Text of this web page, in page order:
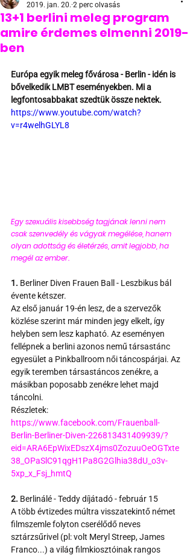
13+1 berlini meleg program
amire érdemes elmenni 2019-
ben
2019. jan. 20. 2 perc olvasás
Európa egyik meleg fővárosa - Berlin - idén is
bővelkedik LMBT eseményekben. Mi a
legfontosabbakat szedtük össze nektek.
https://www.youtube.com/watch?
v=r4welhGLYL8
Egy szexuális kisebbség tagjának lenni nem
csak szenvedély és vágyak megélése, hanem
olyan adottság és életérzés, amit legjobb, ha
megél az ember.
1. Berliner Diven Frauen Ball - Leszbikus bál
évente kétszer.
Az első január 19-én lesz, de a szervezők
közlése szerint már minden jegy elkelt, így
helyben sem lesz kapható. Az eseményen
fellépnek a berlini azonos nemű társastánc
egyesület a Pinkballroom női táncospárjai. Az
egyik teremben társastáncos zenékre, a
másikban poposabb zenékre lehet majd
táncolni.
Részletek:
https://www.facebook.com/Frauenball-
Berlin-Berliner-Diven-226813431409939/?
eid=ARA6EpWixEDszX4jms0ZozuuOeOGTxte
38_OPaSlC91qgH1Pa8G2Glhia38dU_o3v-
5xp_x_Fsj_hmtQ
2. Berlinálé - Teddy díjátadó - február 15
A több évtizedes múltra visszatekintő német
filmszemle folyton cserélődő neves
sztárzsűrivel (pl: volt Meryl Streep, James
Franco...) a világ filmkiosztóinak rangos